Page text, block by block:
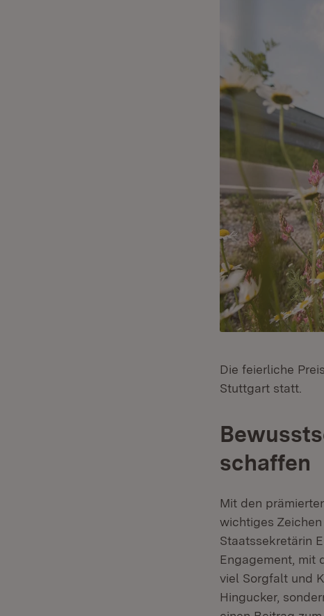
Die feierliche
Stuttgart statt.
schaffen
Mit den
wichtiges
Staatssekretärin
Engagement, mit
viel Sorgfalt und
Hingucker,